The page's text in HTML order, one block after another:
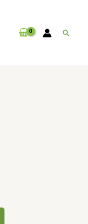
Hledat